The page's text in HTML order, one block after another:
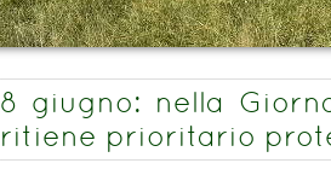
8 giugno: nella
ritiene prioritario